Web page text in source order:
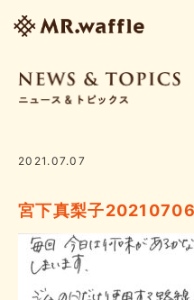
2021.07.07
宮下真梨子